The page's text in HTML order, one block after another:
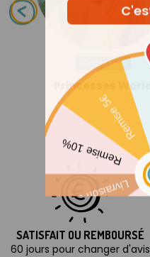
Collection
Princesses World
SATISFAIT OU REMBOURSÉ
60 jours pour changer d'avis